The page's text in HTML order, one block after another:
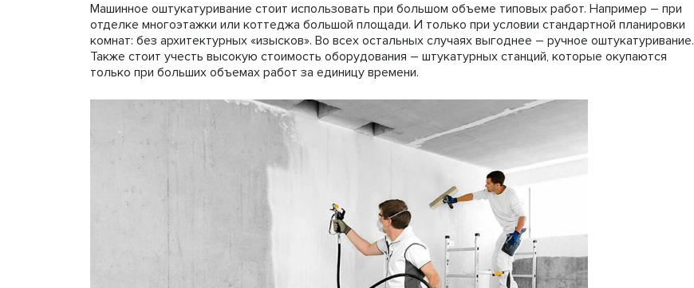
Машинное оштукатуривание стоит использовать при большом объеме типовых работ. Например – при
отделке многоэтажки или коттеджа большой площади. И только при условии стандартной планировки
комнат: без архитектурных «изысков». Во всех остальных случаях выгоднее – ручное оштукатуривание.
Также стоит учесть высокую стоимость оборудования – штукатурных станций, которые окупаются
только при больших объемах работ за единицу времени.